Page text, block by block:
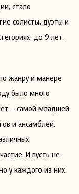
стало
солисты, дуэты и
до 9 лет,
жанру и манере
было много
– самой младшей
и ансамблей.
И пусть не
у каждого из них